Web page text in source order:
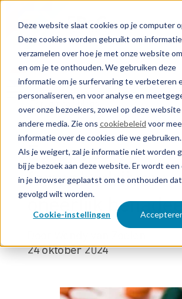
Deze website slaat cookies op je computer
Deze cookies worden gebruikt om
verzamelen over hoe je met onze website
en om je te onthouden. We gebruiken deze
informatie om je surfervaring te verbeteren
personaliseren, en voor analyse en
over onze bezoekers, zowel op deze website
andere media. Zie ons cookiebeleid voor
informatie over de cookies die we gebruiken.
Als je weigert, zal je informatie niet worden
bij je bezoek aan deze website. Er wordt een
in je browser geplaatst om te onthouden
gevolgd wilt worden.
Cookie-instellingen
Europese
farmabedrijven:
oneerlijk
24 oktober 2024